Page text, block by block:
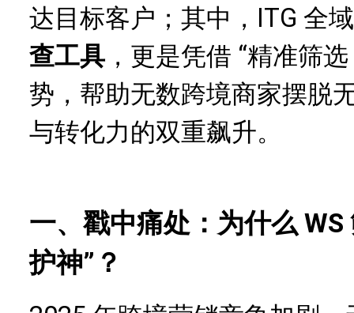
达目标客户；其中，ITG 全
查工具 ，更是凭借 “精准筛
势，帮助无数跨境商家摆脱
与转化力的双重飙升。
一、戳中痛处：为什么
护神”？